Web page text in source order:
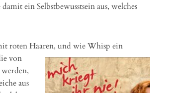
ein Selbstbewusstsein aus, welches
roten Haaren, und wie Whisp ein
von
aus